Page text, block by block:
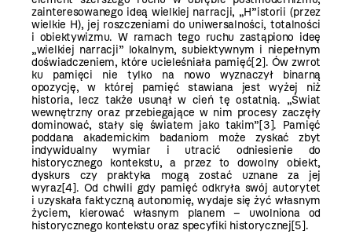
zainteresowanego ideą wielkiej narracji, „H”istorii (przez
wielkie H), jej roszczeniami do uniwersalności, totalności
i obiektywizmu. W ramach tego ruchu zastąpiono ideę
„wielkiej narracji” lokalnym, subiektywnym i niepełnym
doświadczeniem, które ucieleśniała pamięć[2]. Ów zwrot
ku pamięci nie tylko na nowo wyznaczył binarną
opozycję, w której pamięć stawiana jest wyżej niż
historia, lecz także usunął w cień tę ostatnią. „Świat
wewnętrzny oraz przebiegające w nim procesy zaczęły
dominować, stały się światem jako takim”[3]. Pamięć
poddana akademickim badaniom może zyskać zbyt
indywidualny wymiar i utracić odniesienie do
historycznego kontekstu, a przez to dowolny obiekt,
dyskurs czy praktyka mogą zostać uznane za jej
wyraz[4]. Od chwili gdy pamięć odkryła swój autorytet
i uzyskała faktyczną autonomię, wydaje się żyć własnym
życiem, kierować własnym planem – uwolniona od
historycznego kontekstu oraz specyfiki historycznej[5].